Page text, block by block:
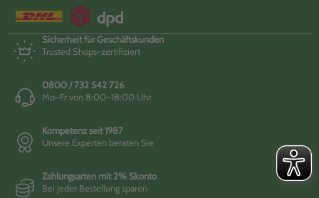
Sicherheit für Geschäftskunden
Trusted Shops-zertifiziert
0800 / 732 542 726
Mo–Fr von 8:00–18:00 Uhr
Kompetenz seit 1987
Unsere Experten beraten Sie
Zahlungsarten mit 2% Skonto
Bei jeder Bestellung sparen